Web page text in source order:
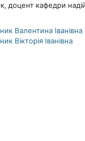
доцент кафедри
Валентина Іванівна
Вікторія Іванівна